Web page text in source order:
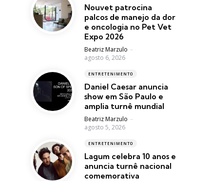
Nouvet patrocina
palcos de manejo da dor
e oncologia no Pet Vet
Expo 2026
Posted
Beatriz Marzulo
agosto 6, 2026
ENTRETENIMENTO
Daniel Caesar anuncia
show em São Paulo e
amplia turnê mundial
Posted
Beatriz Marzulo
agosto 5, 2026
ENTRETENIMENTO
Lagum celebra 10 anos e
anuncia turnê nacional
comemorativa